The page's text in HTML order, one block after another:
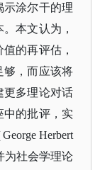
涂尔干的理
本文认为，
的再评估，
够，而应该将
更多理论对话
中的批评，实
Herbert
为社会学理论